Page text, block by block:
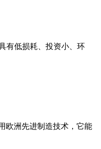
有低损耗、投资小、环
欧洲先进制造技术，它能